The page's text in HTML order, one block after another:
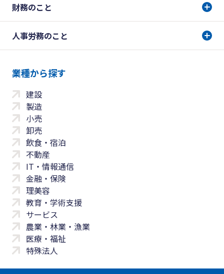
財務のこと
人事労務のこと
業種から探す
建設
製造
小売
卸売
飲食・宿泊
不動産
IT・情報通信
金融・保険
理美容
教育・学術支援
サービス
農業・林業・漁業
医療・福祉
特殊法人